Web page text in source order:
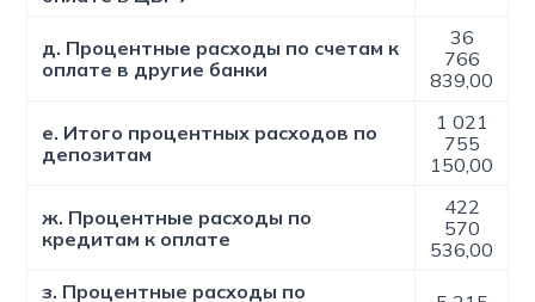
д. Процентные расходы по счетам к
оплате в другие банки
36
766
839,00
е. Итого процентных расходов по
депозитам
1 021
755
150,00
ж. Процентные расходы по
кредитам к оплате
422
570
536,00
з. Процентные расходы по